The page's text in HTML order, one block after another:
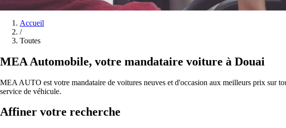
Accueil
/
Toutes
MEA Automobile, votre mandataire voiture à Douai
MEA AUTO est votre mandataire de voitures neuves et d'occasion aux meilleurs prix sur
service de véhicule.
Affiner votre recherche